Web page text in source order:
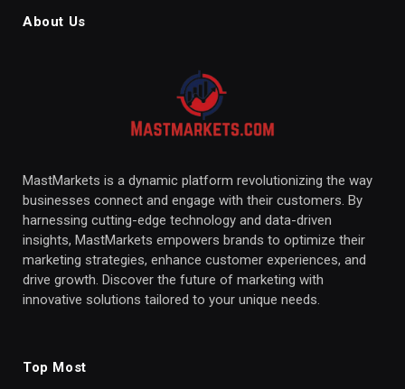
About Us
MastMarkets is a dynamic platform revolutionizing the way
businesses connect and engage with their customers. By
harnessing cutting-edge technology and data-driven
insights, MastMarkets empowers brands to optimize their
marketing strategies, enhance customer experiences, and
drive growth. Discover the future of marketing with
innovative solutions tailored to your unique needs.
Top Most